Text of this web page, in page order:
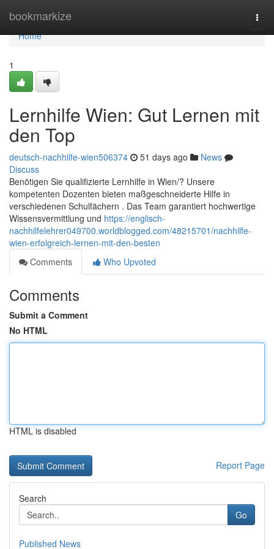
bookmarkize
Home
Home
1
Lernhilfe Wien: Gut Lernen mit
den Top
deutsch-nachhilfe-wien506374 51 days ago
News
Discuss
Benötigen Sie qualifizierte Lernhilfe in Wien/? Unsere
kompetenten Dozenten bieten maßgeschneiderte Hilfe in
verschiedenen Schulfächern . Das Team garantiert hochwertige
Wissensvermittlung und https://englisch-
nachhilfelehrer049700.worldblogged.com/48215701/nachhilfe-
wien-erfolgreich-lernen-mit-den-besten
Comments
Who Upvoted
Comments
Submit a Comment
No HTML
HTML is disabled
Report Page
Search
Go
Published News